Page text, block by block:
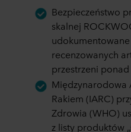
informacji, kto ustanawia
do polityki prywatności
oraz czas przechowywania
urządzeniach końcowych.
celach nasze witryny
pliki cookie, a tym samym
Tobie za pośrednictwem
W dowolnej chwili możesz
deklaracji dotyczącej
Bezpieczeństwo
skalnej
recenzowanych
przestrzeni
Międzynarodowa
Rakiem (IARC)
Zdrowia (WHO)
z listy produktów